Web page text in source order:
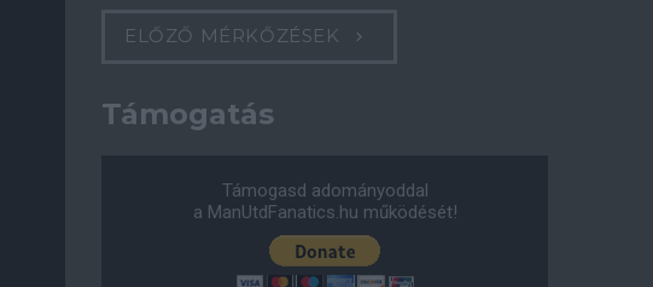
ELŐZŐ MÉRKŐZÉSEK
Támogatás
Támogasd adományoddal
a ManUtdFanatics.hu működését!